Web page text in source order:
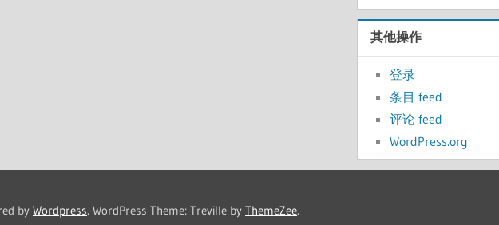
其他操作
登录
条目 feed
评论 feed
WordPress.org
by Wordpress. WordPress Theme: Treville by ThemeZee.